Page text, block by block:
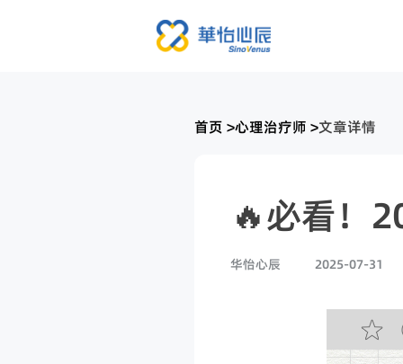
首页 >心理治疗师 >文章详情
🔥必看！
华怡心辰 2025-07-31